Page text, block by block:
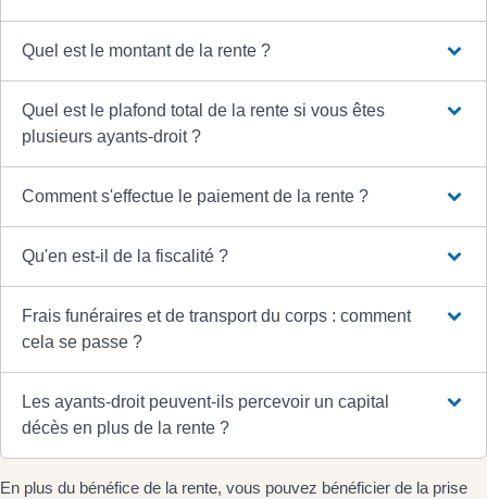
Quel est le montant de la rente ?
Quel est le plafond total de la rente si vous êtes
plusieurs ayants-droit ?
Comment s'effectue le paiement de la rente ?
Qu'en est-il de la fiscalité ?
Frais funéraires et de transport du corps : comment
cela se passe ?
Les ayants-droit peuvent-ils percevoir un capital
décès en plus de la rente ?
En plus du bénéfice de la rente, vous pouvez bénéficier de la prise